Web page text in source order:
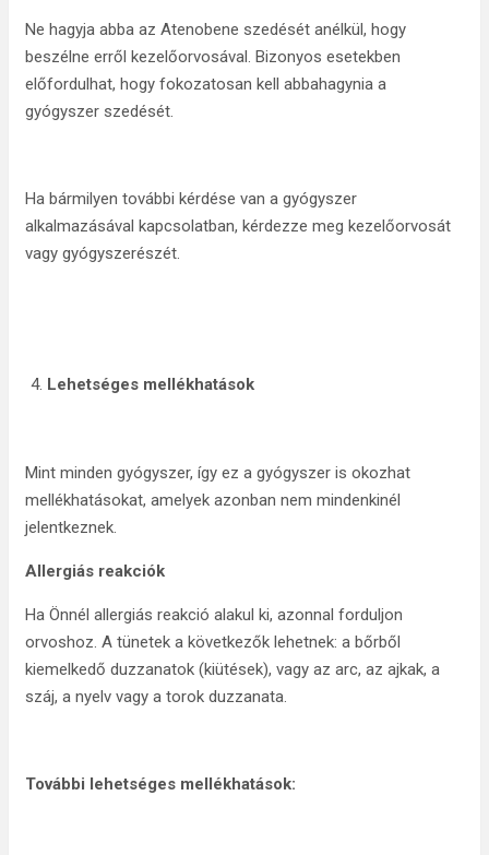
Ne hagyja abba az Atenobene szedését anélkül, hogy
beszélne erről kezelőorvosával. Bizonyos esetekben
előfordulhat, hogy fokozatosan kell abbahagynia a
gyógyszer szedését.
Ha bármilyen további kérdése van a gyógyszer
alkalmazásával kapcsolatban, kérdezze meg kezelőorvosát
vagy gyógyszerészét.
Lehetséges mellékhatások
Mint minden gyógyszer, így ez a gyógyszer is okozhat
mellékhatásokat, amelyek azonban nem mindenkinél
jelentkeznek.
Allergiás reakciók
Ha Önnél allergiás reakció alakul ki, azonnal forduljon
orvoshoz. A tünetek a következők lehetnek: a bőrből
kiemelkedő duzzanatok (kiütések), vagy az arc, az ajkak, a
száj, a nyelv vagy a torok duzzanata.
További lehetséges mellékhatások: